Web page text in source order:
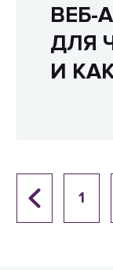
ВЕБ-
ДЛЯ
И
1